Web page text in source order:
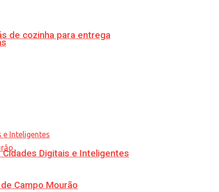
de cozinha para entrega
Campo Mourão
Digitais e Inteligentes